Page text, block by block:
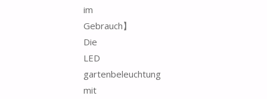
im
Gebrauch】
Die
LED
gartenbeleuchtung
mit